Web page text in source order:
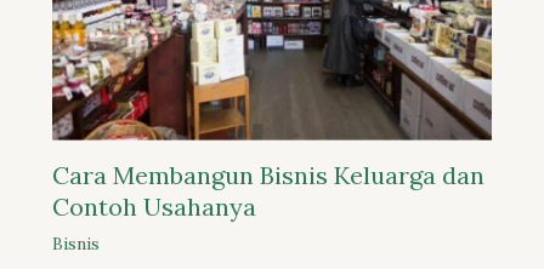
Cara Membangun Bisnis Keluarga dan
Contoh Usahanya
Bisnis